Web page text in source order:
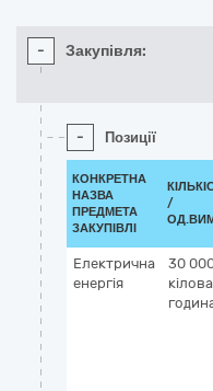
- Закупівля:
- Позиції
КОНКРЕТНА
НАЗВА
ПРЕДМЕТА
ЗАКУПІВЛІ
/
Електрична
енергія
30